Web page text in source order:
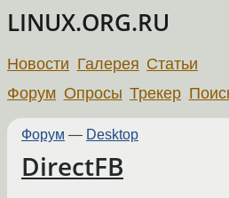
LINUX.ORG.RU
Новости Галерея Статьи
Форум Опросы Трекер
Форум — Desktop
DirectFB